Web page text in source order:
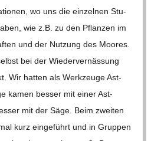
wo uns die ein­zel­nen Stu­
wie z.B. zu den Pﬂan­zen im
und der Nut­zung des Moo­res.
bei der Wie­der­vernäs­sung
Wir hat­ten als Werk­zeuge Ast­
kamen bes­ser mit einer Ast­
mit der Säge. Beim zwei­ten
kurz ein­ge­führt und in Grup­pen